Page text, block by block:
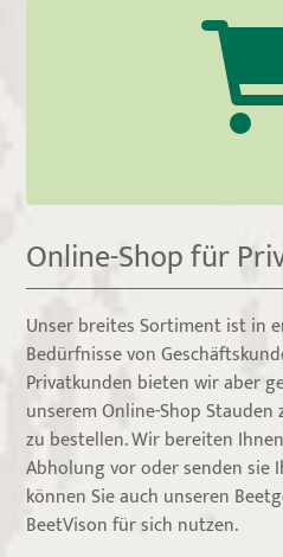
Online-Shop für
Unser breites Sortiment ist in
Bedürfnisse von
Privatkunden bieten wir aber
unserem Online-Shop
zu bestellen. Wir bereiten
Abholung vor oder senden sie
können Sie auch unseren
BeetVison für sich nutzen.